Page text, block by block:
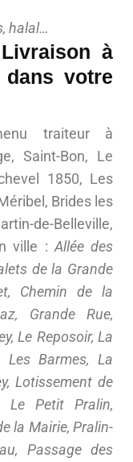
halal…
à
votre
traiteur à
Saint-Bon, Le
1850, Les
Brides les
de-Belleville,
ville : Allée des
de la Grande
Chemin de la
Grande Rue,
Le Reposoir, La
Les Barmes, La
Lotissement de
Le Petit Pralin,
la Mairie, Pralin-
Passage des